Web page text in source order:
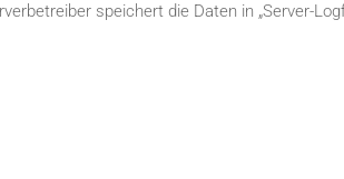
speichert die Daten in „Server-